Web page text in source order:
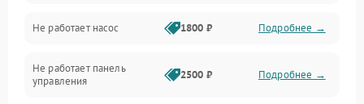
Вода
Гигиена
Не работает насос 1800 ₽ Подробнее →
Не работает панель
управления
2500 ₽ Подробнее →